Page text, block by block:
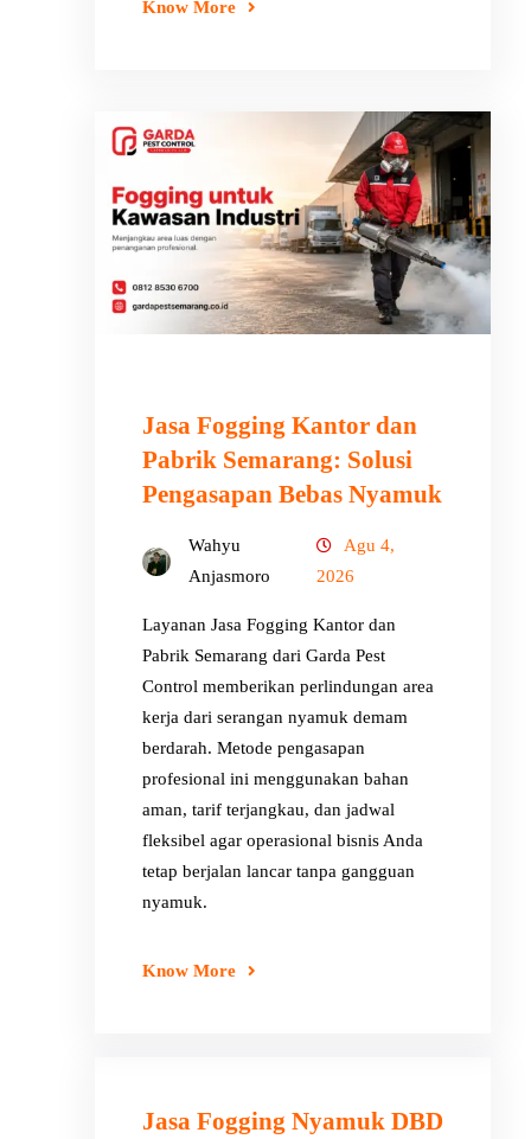
Know More
Jasa Fogging Kantor dan
Pabrik Semarang: Solusi
Pengasapan Bebas Nyamuk
Wahyu
Anjasmoro
Agu 4,
2026
Layanan Jasa Fogging Kantor dan
Pabrik Semarang dari Garda Pest
Control memberikan perlindungan area
kerja dari serangan nyamuk demam
berdarah. Metode pengasapan
profesional ini menggunakan bahan
aman, tarif terjangkau, dan jadwal
fleksibel agar operasional bisnis Anda
tetap berjalan lancar tanpa gangguan
nyamuk.
Know More
Jasa Fogging Nyamuk DBD